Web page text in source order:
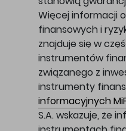
Więcej informacji
finansowych i
znajduje się w
instrumentów
związanego z
instrumenty
informacyjnych
S.A. wskazuje, że